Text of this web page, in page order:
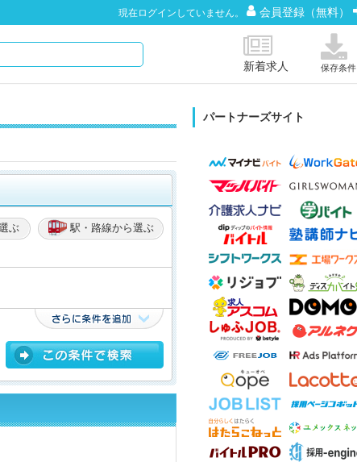
現在ログインしていません。 会員登録（無料）
新着求人 保存条件
ぶ
駅・路線から選ぶ
パートナーズサイト